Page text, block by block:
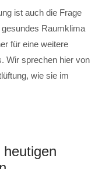
ist auch die Frage
Raumklima
für eine weitere
Wir sprechen hier von
wie sie im